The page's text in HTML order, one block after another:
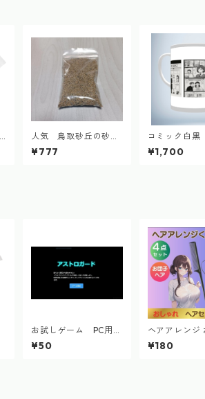
人気 鳥取砂丘の砂
８０g 自然採集
¥777
コミック白黒
ップ
¥1,700
お試しゲーム PC用
アストロガード シュ
ーティング
¥50
ヘアアレンジ
コーム お団子
4点セット ス
¥180